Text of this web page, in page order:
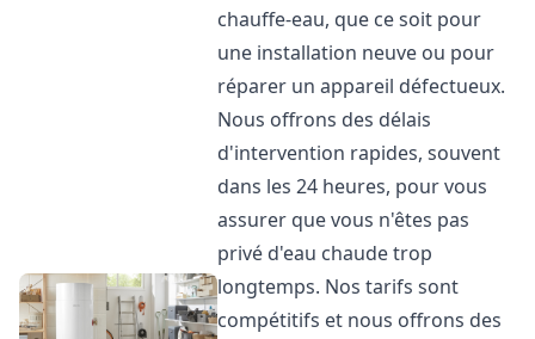
chauffe-eau, que ce soit pour
une installation neuve ou pour
réparer un appareil défectueux.
Nous offrons des délais
d'intervention rapides, souvent
dans les 24 heures, pour vous
assurer que vous n'êtes pas
privé d'eau chaude trop
longtemps. Nos tarifs sont
compétitifs et nous offrons des